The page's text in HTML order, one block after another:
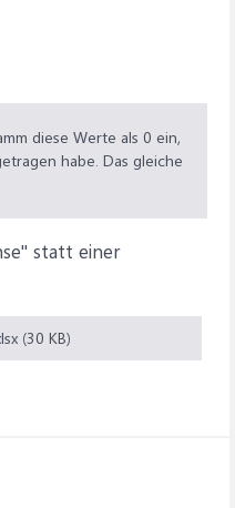
diese Werte als 0 ein,
habe. Das gleiche
statt einer
(30 KB)